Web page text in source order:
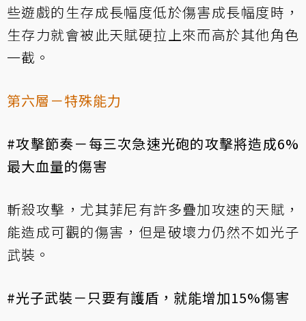
些遊戲的生存成長幅度低於傷害成長幅度時，
生存力就會被此天賦硬拉上來而高於其他角色
一截。
第六層－特殊能力
#攻擊節奏－每三次急速光砲的攻擊將造成6%
最大血量的傷害
斬殺攻擊，尤其菲尼有許多疊加攻速的天賦，
能造成可觀的傷害，但是破壞力仍然不如光子
武裝。
#光子武裝－只要有護盾，就能增加15%傷害